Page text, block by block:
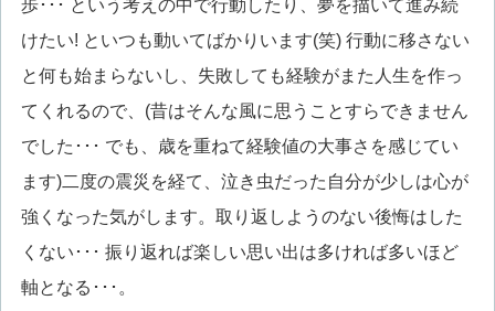
歩･･･ という考えの中で行動したり、夢を描いて進み続
けたい! といつも動いてばかりいます(笑) 行動に移さない
と何も始まらないし、失敗しても経験がまた人生を作っ
てくれるので、(昔はそんな風に思うことすらできません
でした･･･ でも、歳を重ねて経験値の大事さを感じてい
ます)二度の震災を経て、泣き虫だった自分が少しは心が
強くなった気がします。取り返しようのない後悔はした
くない･･･ 振り返れば楽しい思い出は多ければ多いほど
軸となる･･･。